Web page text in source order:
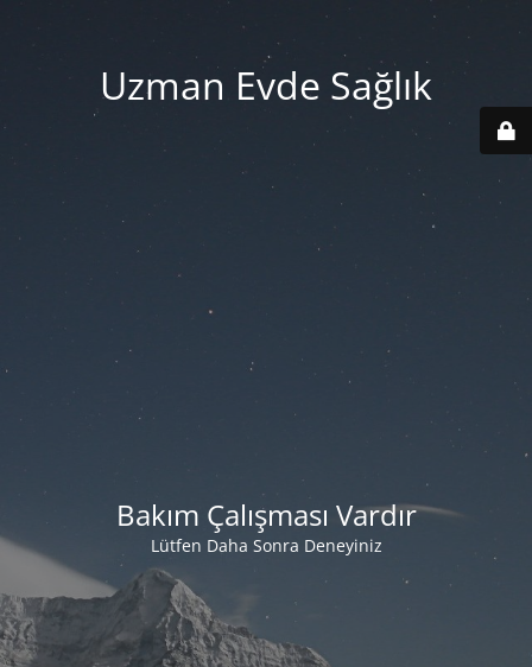
Uzman Evde Sağlık
Bakım Çalışması Vardır
Lütfen Daha Sonra Deneyiniz